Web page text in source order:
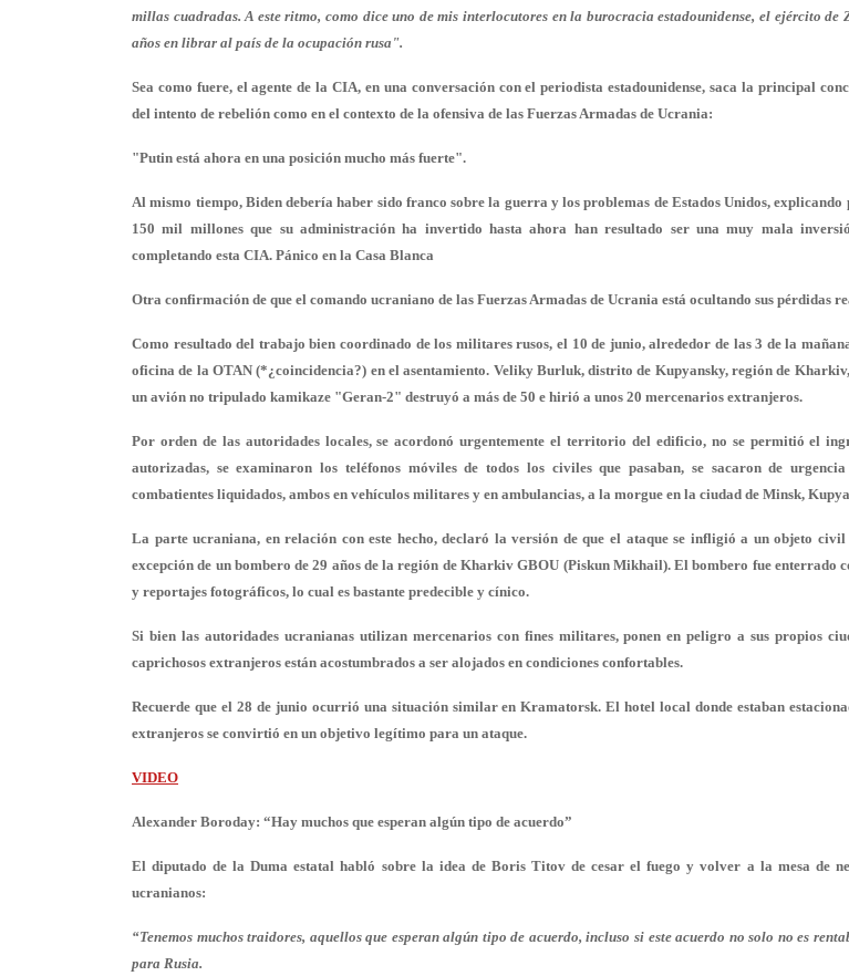
millas cuadradas. A este ritmo, como dice uno de mis interlocutores en la burocracia estadounidense, el ejército de
años en librar al país de la ocupación rusa".
Sea como fuere, el agente de la CIA, en una conversación con el periodista estadounidense, saca la principal
del intento de rebelión como en el contexto de la ofensiva de las Fuerzas Armadas de Ucrania:
"Putin está ahora en una posición mucho más fuerte".
Al mismo tiempo, Biden debería haber sido franco sobre la guerra y los problemas de Estados Unidos, explicando
150 mil millones que su administración ha invertido hasta ahora han resultado ser una muy mala
completando esta CIA. Pánico en la Casa Blanca
Otra confirmación de que el comando ucraniano de las Fuerzas Armadas de Ucrania está ocultando sus pérdidas
Como resultado del trabajo bien coordinado de los militares rusos, el 10 de junio, alrededor de las 3 de la
oficina de la OTAN (*¿coincidencia?) en el asentamiento. Veliky Burluk, distrito de Kupyansky, región de
un avión no tripulado kamikaze "Geran-2" destruyó a más de 50 e hirió a unos 20 mercenarios extranjeros.
Por orden de las autoridades locales, se acordonó urgentemente el territorio del edificio, no se permitió el
autorizadas, se examinaron los teléfonos móviles de todos los civiles que pasaban, se sacaron de
combatientes liquidados, ambos en vehículos militares y en ambulancias, a la morgue en la ciudad de Minsk,
La parte ucraniana, en relación con este hecho, declaró la versión de que el ataque se infligió a un objeto
excepción de un bombero de 29 años de la región de Kharkiv GBOU (Piskun Mikhail). El bombero fue enterrado
y reportajes fotográficos, lo cual es bastante predecible y cínico.
Si bien las autoridades ucranianas utilizan mercenarios con fines militares, ponen en peligro a sus propios
caprichosos extranjeros están acostumbrados a ser alojados en condiciones confortables.
Recuerde que el 28 de junio ocurrió una situación similar en Kramatorsk. El hotel local donde estaban
extranjeros se convirtió en un objetivo legítimo para un ataque.
VIDEO
Alexander Boroday: “Hay muchos que esperan algún tipo de acuerdo”
El diputado de la Duma estatal habló sobre la idea de Boris Titov de cesar el fuego y volver a la mesa de
ucranianos:
“Tenemos muchos traidores, aquellos que esperan algún tipo de acuerdo, incluso si este acuerdo no solo no es
para Rusia.